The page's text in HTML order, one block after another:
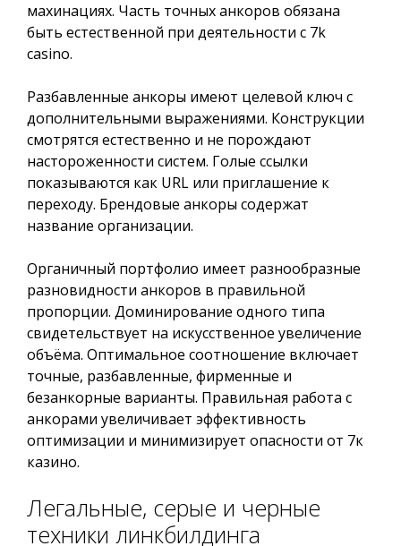
махинациях. Часть точных анкоров обязана
быть естественной при деятельности с 7k
casino.
Разбавленные анкоры имеют целевой ключ с
дополнительными выражениями. Конструкции
смотрятся естественно и не порождают
настороженности систем. Голые ссылки
показываются как URL или приглашение к
переходу. Брендовые анкоры содержат
название организации.
Органичный портфолио имеет разнообразные
разновидности анкоров в правильной
пропорции. Доминирование одного типа
свидетельствует на искусственное увеличение
объёма. Оптимальное соотношение включает
точные, разбавленные, фирменные и
безанкорные варианты. Правильная работа с
анкорами увеличивает эффективность
оптимизации и минимизирует опасности от 7к
казино.
Легальные, серые и черные
техники линкбилдинга